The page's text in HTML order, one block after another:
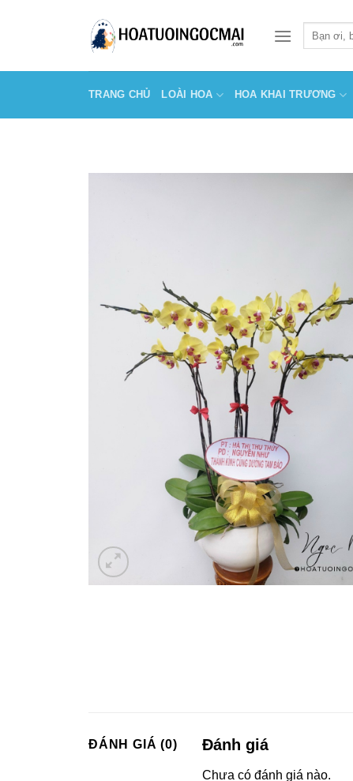
kiếm:
TRANG CHỦ LOÀI HOA HOA KHAI TRƯƠNG
ĐÁNH GIÁ (0) Đánh giá
Chưa có đánh giá nào.